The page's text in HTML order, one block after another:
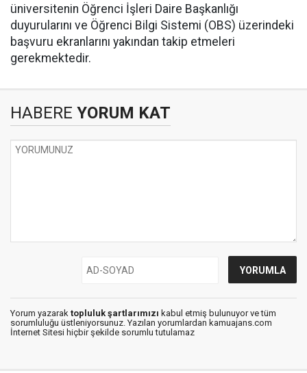
üniversitenin Öğrenci İşleri Daire Başkanlığı
duyurularını ve Öğrenci Bilgi Sistemi (OBS) üzerindeki
başvuru ekranlarını yakından takip etmeleri
gerekmektedir.
HABERE YORUM KAT
Yorum yazarak topluluk şartlarımızı kabul etmiş bulunuyor ve tüm
sorumluluğu üstleniyorsunuz. Yazılan yorumlardan kamuajans.com
İnternet Sitesi hiçbir şekilde sorumlu tutulamaz